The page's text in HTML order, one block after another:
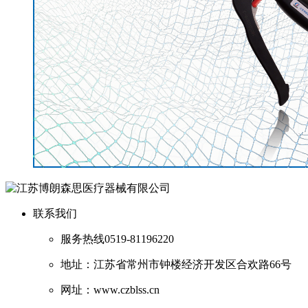
联系我们
服务热线0519-81196220
地址：江苏省常州市钟楼经济开发区合欢路66号
网址：www.czblss.cn